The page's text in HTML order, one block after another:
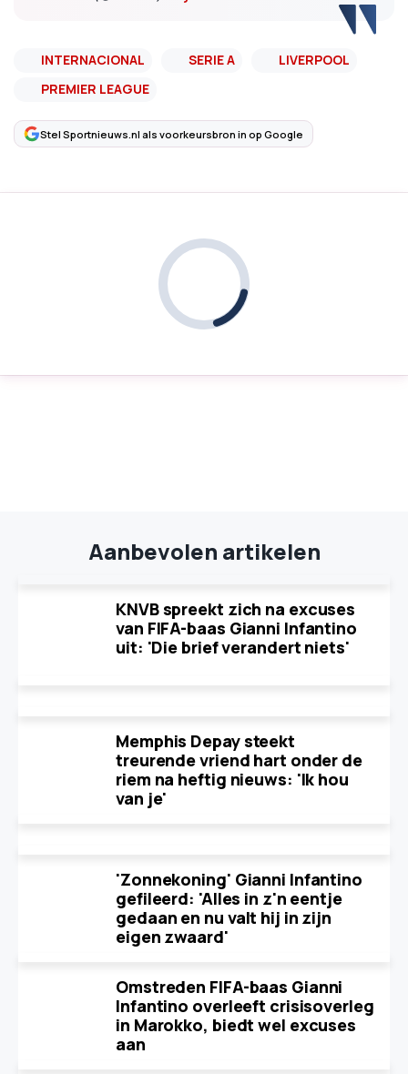
INTERNACIONAL SERIE A
LIVERPOOL
PREMIER LEAGUE
Stel Sportnieuws.nl als voorkeursbron in op Google
Aanbevolen artikelen
KNVB spreekt zich na excuses
van FIFA-baas Gianni Infantino
uit: 'Die brief verandert niets'
Memphis Depay steekt
treurende vriend hart onder de
riem na heftig nieuws: 'Ik hou
van je'
'Zonnekoning' Gianni Infantino
gefileerd: 'Alles in z'n eentje
gedaan en nu valt hij in zijn
eigen zwaard'
Omstreden FIFA-baas Gianni
Infantino overleeft crisisoverleg
in Marokko, biedt wel excuses
aan